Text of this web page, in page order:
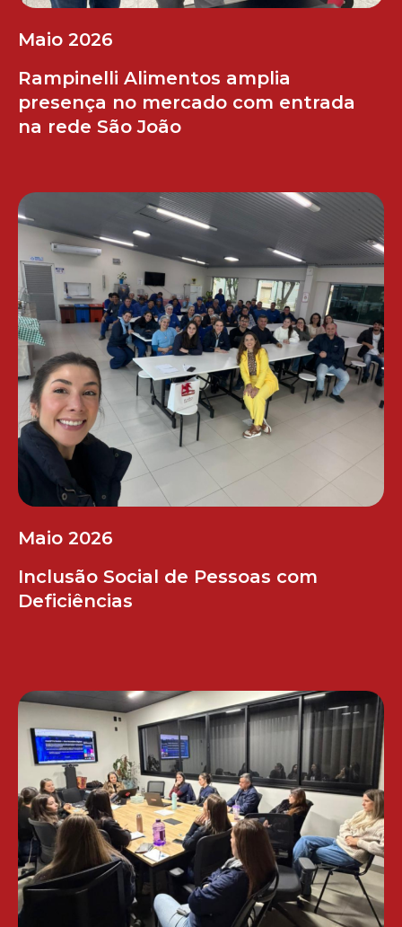
Maio 2026
Rampinelli Alimentos amplia
presença no mercado com entrada
na rede São João
Maio 2026
Inclusão Social de Pessoas com
Deficiências